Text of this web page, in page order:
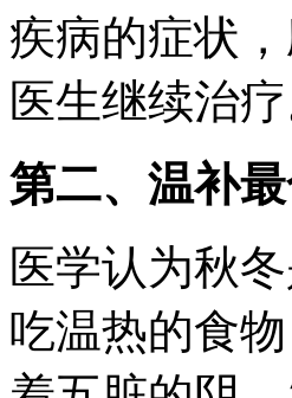
疾病的症状
医生继续治疗
第二、温补
医学认为秋
吃温热的食